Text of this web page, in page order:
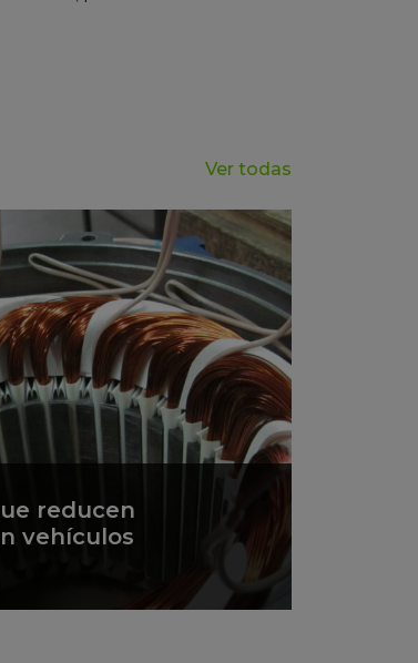
Ver todas
reducen
vehículos